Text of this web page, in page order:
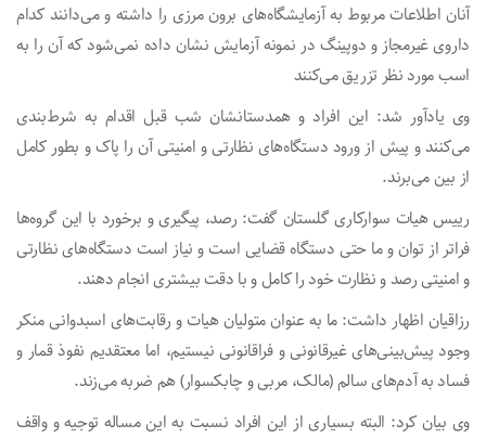
آنان اطلاعات مربوط به آزمایشگاه‌های برون مرزی را داشته و می‌دانند کدام
داروی غیرمجاز و دوپینگ در نمونه آزمایش نشان داده نمی‌شود که آن را به
اسب مورد نظر تزریق می‌کنند
وی یادآور شد: این افراد و همدستانشان شب قبل اقدام به شرط‌بندی
می‌کنند و پیش از ورود دستگاه‌های نظارتی و امنیتی آن را پاک و بطور کامل
از بین می‌برند.
رییس هیات سوارکاری گلستان گفت: رصد، پیگیری و برخورد با این گروه‌ها
فراتر از توان و ما حتی دستگاه قضایی است و نیاز است دستگاه‌های نظارتی
و امنیتی رصد و نظارت خود را کامل و با دقت بیشتری انجام دهند.
رزاقیان اظهار داشت: ما به عنوان متولیان هیات و رقابت‌های اسبدوانی منکر
وجود پیش‌بینی‌های غیرقانونی و فراقانونی نیستیم، اما معتقدیم نفوذ قمار و
فساد به آدم‌های سالم (مالک، مربی و چابکسوار) هم ضربه می‌زند.
وی بیان کرد: البته بسیاری از این افراد نسبت به این مساله توجیه و واقف